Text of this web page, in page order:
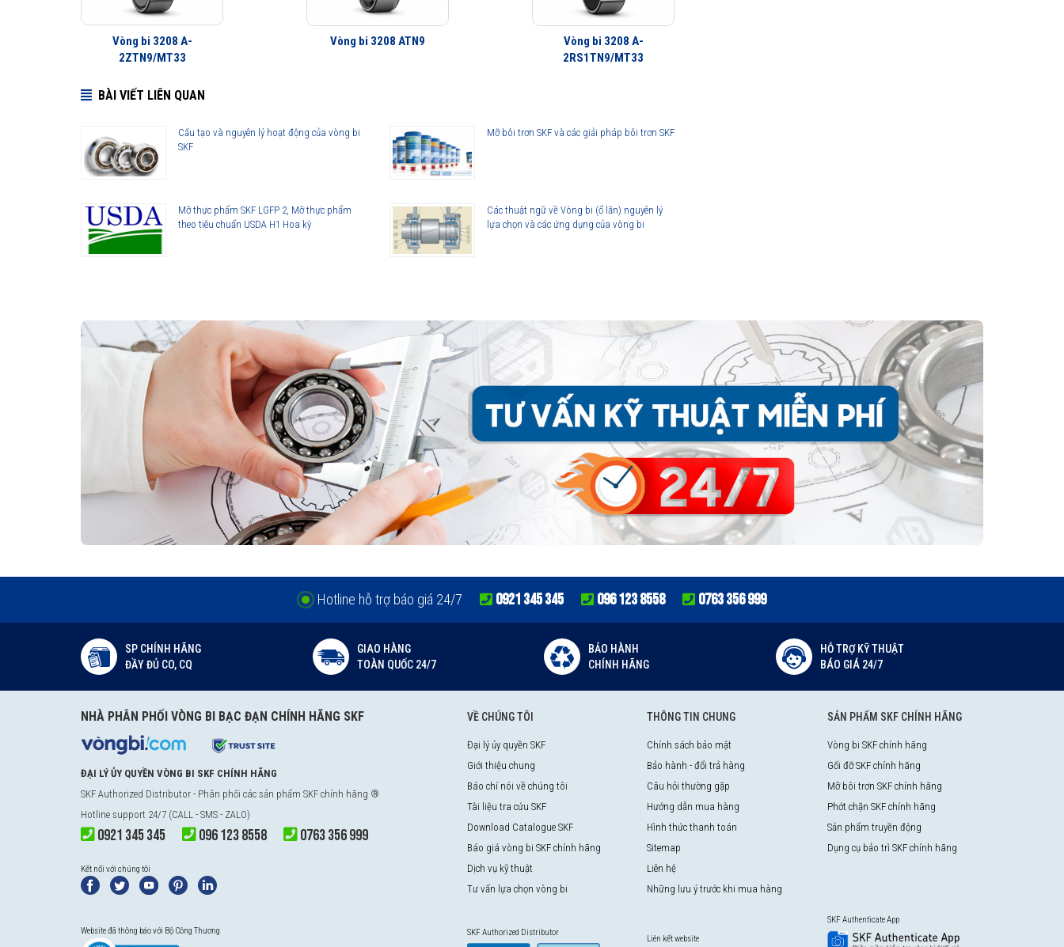
Vòng bi 3208 A-
2ZTN9/MT33
Vòng bi 3208 ATN9
Vòng bi 3208 A-
2RS1TN9/MT33
BÀI VIẾT LIÊN QUAN
Cấu tạo và nguyên lý hoạt động của vòng bi
SKF
Mỡ bôi trơn SKF và các giải pháp bôi trơn SKF
Mỡ thực phẩm SKF LGFP 2, Mỡ thực phẩm
theo tiêu chuẩn USDA H1 Hoa kỳ
Các thuật ngữ về Vòng bi (ổ lăn) nguyên lý
lựa chọn và các ứng dụng của vòng bi
Hotline hỗ trợ báo giá 24/7 0921 345 345 096 123 8558 0763 356 999
SP CHÍNH HÃNG
ĐẦY ĐỦ CO, CQ
GIAO HÀNG
TOÀN QUỐC 24/7
BẢO HÀNH
CHÍNH HÃNG
HỖ TRỢ KỸ THUẬT
BÁO GIÁ 24/7
NHÀ PHÂN PHỐI VÒNG BI BẠC ĐẠN CHÍNH HÃNG SKF
ĐẠI LÝ ỦY QUYỀN VÒNG BI SKF CHÍNH HÃNG
SKF Authorized Distributor - Phân phối các sản phẩm SKF chính hãng ®
Hotline support 24/7 (CALL - SMS - ZALO)
0921 345 345 096 123 8558 0763 356 999
Kết nối với chúng tôi
Website đã thông báo với Bộ Công Thương
VỀ CHÚNG TÔI
Đại lý ủy quyền SKF
Giới thiệu chung
Báo chí nói về chúng tôi
Tài liệu tra cứu SKF
Download Catalogue SKF
Báo giá vòng bi SKF chính hãng
Dịch vụ kỹ thuật
Tư vấn lựa chọn vòng bi
SKF Authorized Distributor
THÔNG TIN CHUNG
Chính sách bảo mật
Bảo hành - đổi trả hàng
Câu hỏi thường gặp
Hướng dẫn mua hàng
Hình thức thanh toán
Sitemap
Liên hệ
Những lưu ý trước khi mua hàng
Liên kết website
SẢN PHẨM SKF CHÍNH HÃNG
Vòng bi SKF chính hãng
Gối đỡ SKF chính hãng
Mỡ bôi trơn SKF chính hãng
Phớt chặn SKF chính hãng
Sản phẩm truyền động
Dụng cụ bảo trì SKF chính hãng
SKF Authenticate App